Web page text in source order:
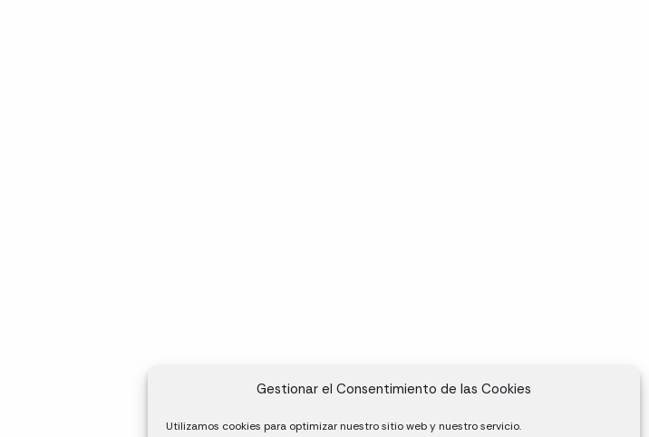
Gestionar el Consentimiento de las Cookies
Utilizamos cookies para optimizar nuestro sitio web y nuestro servicio.